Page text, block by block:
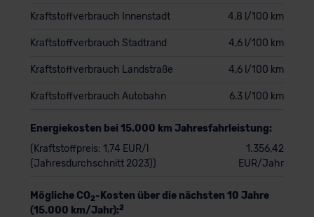
Kraftstoffverbrauch Innenstadt 4,8 l/100 km
Kraftstoffverbrauch Stadtrand 4,6 l/100 km
Kraftstoffverbrauch Landstraße 4,6 l/100 km
Kraftstoffverbrauch Autobahn 6,3 l/100 km
Energiekosten bei 15.000 km Jahresfahrleistung:
(Kraftstoffpreis: 1,74 EUR/l
(Jahresdurchschnitt 2023))
1.356,42
EUR/Jahr
Mögliche CO2-Kosten über die nächsten 10 Jahre
(15.000 km/Jahr):2